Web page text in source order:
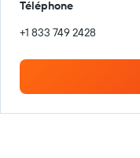
Téléphone
+1 833 749 2428